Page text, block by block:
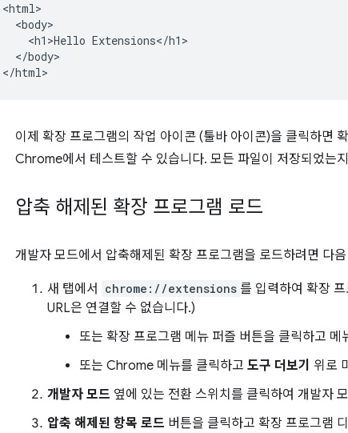
<html>
  <body>
    <h1>Hello Extensions</h1>
  </body>
이제 확장 프로그램의 작업 아이콘 (툴바 아이콘)을 클릭하면
Chrome에서 테스트할 수 있습니다. 모든 파일이 저장되었는
압축 해제된 확장 프로그램 로드
개발자 모드에서 압축해제된 확장 프로그램을 로드하려면 다
새 탭에서 chrome://extensions 를 입력하여 확장
URL은 연결할 수 없습니다.)
또는 확장 프로그램 메뉴 퍼즐 버튼을 클릭하고 메
또는 Chrome 메뉴를 클릭하고 도구 더보기 위로
개발자 모드 옆에 있는 전환 스위치를 클릭하여 개발자
압축 해제된 항목 로드 버튼을 클릭하고 확장 프로그램